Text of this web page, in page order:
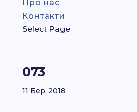
Про нас
Контакти
Select Page
073
11 Бер, 2018